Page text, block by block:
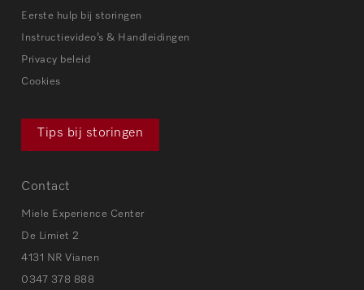
Eerste hulp bij storingen
Instructievideo’s & Handleidingen
Privacy beleid
Cookies
Tips bij storingen
Contact
Miele Experience Center
De Limiet 2
4131 NR Vianen
0347 378 888